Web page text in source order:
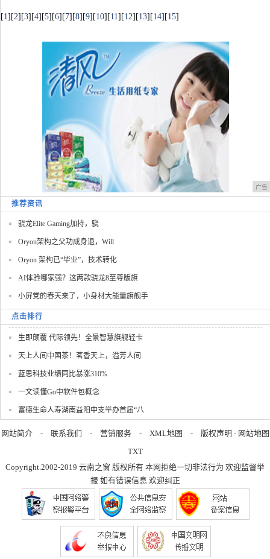
[1] [2] [3] [4] [5] [6] [7] [8] [9] [10] [11] [12] [13] [14] [15]
广告
推荐资讯
骁龙Elite Gaming加持，骁
Oryon架构之父功成身退，Will
Oryon 架构已“毕业”，技术转化
AI体验哪家强？这两款骁龙8至尊版旗
小屏党的春天来了，小身材大能量旗舰手
点击排行
生即颠覆 代际领先！全景智慧旗舰轻卡
天上人间中国茶！茗香天上，溢芳人间
蓝思科技业绩同比暴涨310%
一文读懂Go中软件包概念
富德生命人寿湖南益阳中支举办首届“八
网站简介- 联系我们 - 营销服务- XML地图 - 版权声明 - 网站地图
TXT
Copyright.2002-2019 云南之窗 版权所有 本网拒绝一切非法行为 欢迎监督举
报 如有错误信息 欢迎纠正